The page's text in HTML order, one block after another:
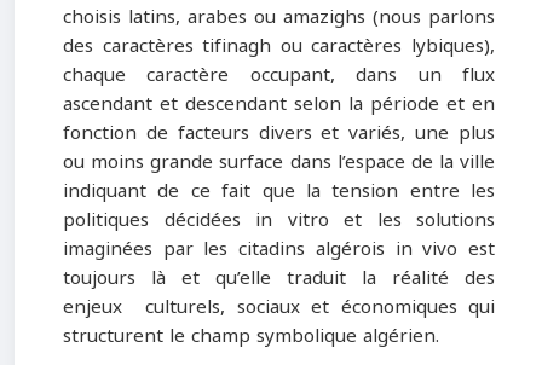
choisis latins, arabes ou amazighs (nous parlons
des caractères tifinagh ou caractères lybiques),
chaque caractère occupant, dans un flux
ascendant et descendant selon la période et en
fonction de facteurs divers et variés, une plus
ou moins grande surface dans l’espace de la ville
indiquant de ce fait que la tension entre les
politiques décidées in vitro et les solutions
imaginées par les citadins algérois in vivo est
toujours là et qu’elle traduit la réalité des
enjeux culturels, sociaux et économiques qui
structurent le champ symbolique algérien.